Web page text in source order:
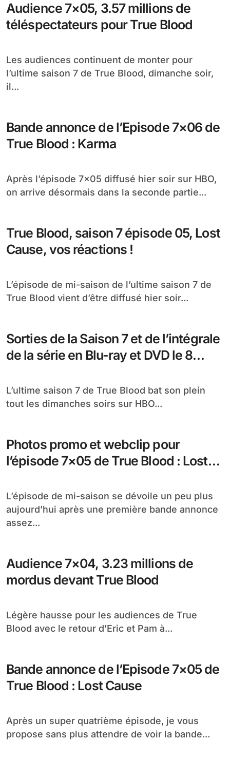
Audience 7×05, 3.57 millions de
téléspectateurs pour True Blood
Les audiences continuent de monter pour
l’ultime saison 7 de True Blood, dimanche soir,
il...
Bande annonce de l’Episode 7×06 de
True Blood : Karma
Après l’épisode 7×05 diffusé hier soir sur HBO,
on arrive désormais dans la seconde partie...
True Blood, saison 7 épisode 05, Lost
Cause, vos réactions !
L’épisode de mi-saison de l’ultime saison 7 de
True Blood vient d’être diffusé hier soir...
Sorties de la Saison 7 et de l’intégrale
de la série en Blu-ray et DVD le 8
L’ultime saison 7 de True Blood bat son plein
tout les dimanches soirs sur HBO...
Photos promo et webclip pour
l’épisode 7×05 de True Blood : Lost
L’épisode de mi-saison se dévoile un peu plus
aujourd’hui après une première bande annonce
assez...
Audience 7×04, 3.23 millions de
mordus devant True Blood
Légère hausse pour les audiences de True
Blood avec le retour d’Eric et Pam à...
Bande annonce de l’Episode 7×05 de
True Blood : Lost Cause
Après un super quatrième épisode, je vous
propose sans plus attendre de voir la bande...